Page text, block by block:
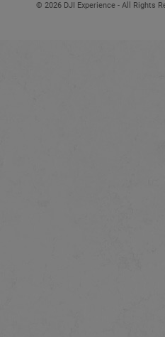
© 2026 DJI Experience - All Rights